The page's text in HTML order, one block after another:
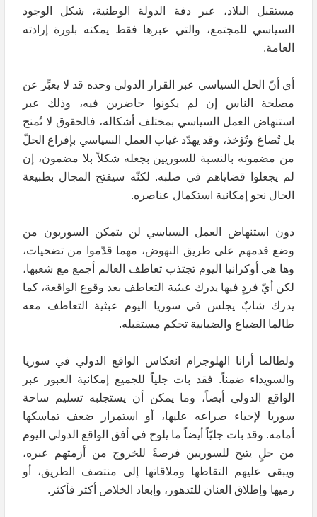
مستقبل البلاد، عبر دفة الدولة الوطنية، شكل الوجود
السياسي للمجتمع، والتي عبرها فقط يمكنه بلورة إرادته
العامة.
أي أنّ الحل السياسي عبر القرار الدولي وحده قد لا يعبِّر عن
مصلحة الناس إن لم يكونوا حاضرين فيه، وذلك عبر
استنهاض العمل السياسي بمختلف أشكاله، فالحقوق لا تُمنح
بل تُصاغ وتُؤخذ، وقد يهدّد غياب العمل السياسي بإفراغ الحلّ
من مضمونه بالنسبة للسوريين بجعله شكلاً بلا مضمون، إن
لم يجعلوا قضاياهم في صلبه. لكنّه سيفتح المجال بطبيعة
الحال نحو إمكانية استكمال عناصره.
دون استنهاض العمل السياسي لن يتمكن السوريون من
وضع قدمهم على طريق النهوض، مهما قدّموا من تضحيات،
وها هي أوكرانيا اليوم تجتذب تعاطف العالم أجمع مع شعبها،
لكن أيّ فردٍ فيها يدرك عبثية التعاطف بعد وقوع الواقعة، كما
يدرك شابٌ يجلس في سوريا اليوم عبثية التعاطف معه
طالما الضياع والضبابية تحكم مستقبله.
ولطالما أرانا الهلوجرام انعكاس الواقع الدولي في سوريا
والسويداء ضمناً. فقد بات جلياً للجميع إمكانية العبور عبر
الواقع الدولي أيضاً، وما يمكن أن يستجلبه تسليم ساحة
سوريا لإحياء صراعه عليها، أو استمرار ضعف تماسكها
أمامه. وقد بات جليّاً أيضاً ما يلوح في أفق الواقع الدولي اليوم
من حلٍ يتيح للسوريين فرصةً للخروج من أزمتهم عبره،
ويبقى عليهم التقاطها وملاقاتها إلى منتصف الطريق، أو
رميها وإطلاق العنان للتدهور، وإبعاد الخلاص أكثر فأكثر.